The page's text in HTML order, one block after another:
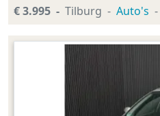
€ 3.995 Tilburg Auto's